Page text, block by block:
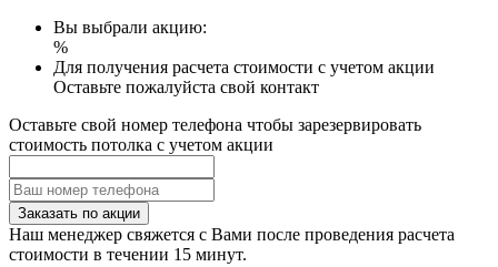
Вы выбрали акцию:
%
Для получения расчета стоимости с учетом акции
Оставьте пожалуйста свой контакт
Оставьте свой номер телефона чтобы зарезервировать
стоимость потолка с учетом акции
Заказать по акции
Наш менеджер свяжется с Вами после проведения расчета
стоимости в течении 15 минут.